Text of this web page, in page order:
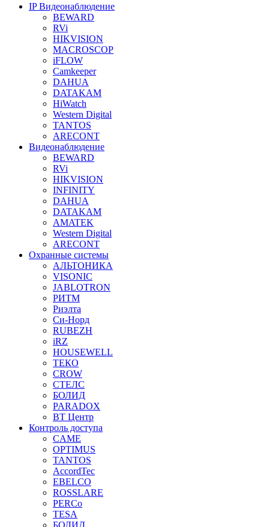
IP Видеонаблюдение
BEWARD
RVi
HIKVISION
MACROSCOP
iFLOW
Camkeeper
DAHUA
DATAKAM
HiWatch
Western Digital
TANTOS
ARECONT
Видеонаблюдение
BEWARD
RVi
HIKVISION
INFINITY
DAHUA
DATAKAM
AMATEK
Western Digital
ARECONT
Охранные системы
АЛЬТОНИКА
VISONIC
JABLOTRON
РИТМ
Риэлта
Си-Норд
RUBEZH
iRZ
HOUSEWELL
ТЕКО
CROW
СТЕЛС
БОЛИД
PARADOX
ВТ Центр
Контроль доступа
CAME
OPTIMUS
TANTOS
AccordTec
EBELCO
ROSSLARE
PERCo
TESA
БОЛИД